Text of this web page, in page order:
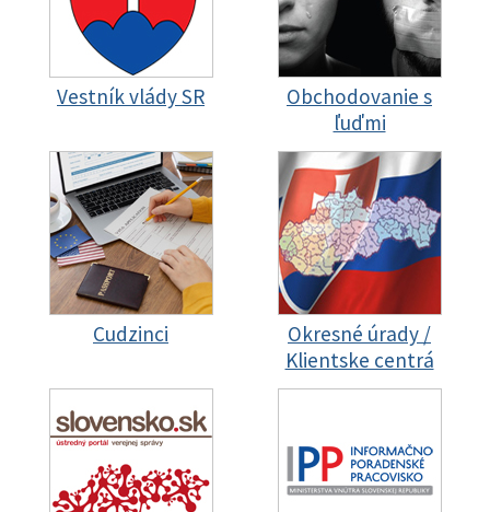
Vestník vlády SR
Obchodovanie s
ľuďmi
Cudzinci
Okresné úrady /
Klientske centrá